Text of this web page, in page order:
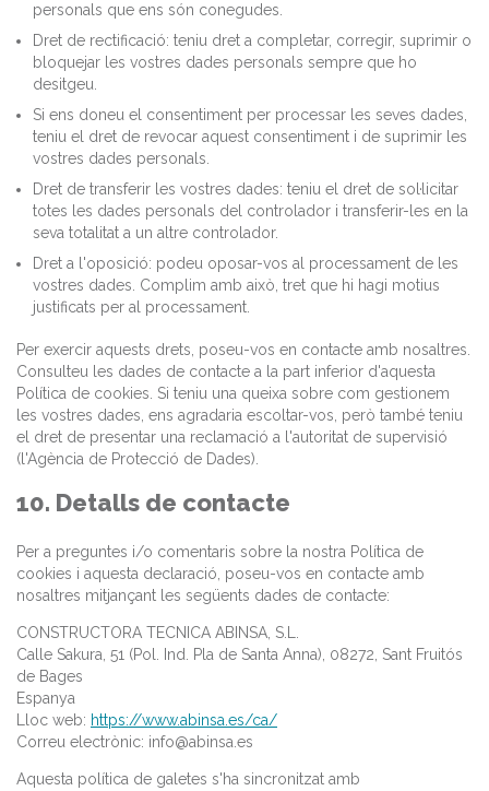
personals que ens són conegudes.
Dret de rectificació: teniu dret a completar, corregir, suprimir o
bloquejar les vostres dades personals sempre que ho
desitgeu.
Si ens doneu el consentiment per processar les seves dades,
teniu el dret de revocar aquest consentiment i de suprimir les
vostres dades personals.
Dret de transferir les vostres dades: teniu el dret de sol·licitar
totes les dades personals del controlador i transferir-les en la
seva totalitat a un altre controlador.
Dret a l'oposició: podeu oposar-vos al processament de les
vostres dades. Complim amb això, tret que hi hagi motius
justificats per al processament.
Per exercir aquests drets, poseu-vos en contacte amb nosaltres.
Consulteu les dades de contacte a la part inferior d'aquesta
Política de cookies. Si teniu una queixa sobre com gestionem
les vostres dades, ens agradaria escoltar-vos, però també teniu
el dret de presentar una reclamació a l'autoritat de supervisió
(l'Agència de Protecció de Dades).
10. Detalls de contacte
Per a preguntes i/o comentaris sobre la nostra Política de
cookies i aquesta declaració, poseu-vos en contacte amb
nosaltres mitjançant les següents dades de contacte:
CONSTRUCTORA TECNICA ABINSA, S.L.
Calle Sakura, 51 (Pol. Ind. Pla de Santa Anna), 08272, Sant Fruitós
de Bages
Espanya
Lloc web: https://www.abinsa.es/ca/
Correu electrònic: info@abinsa.es
Aquesta política de galetes s'ha sincronitzat amb